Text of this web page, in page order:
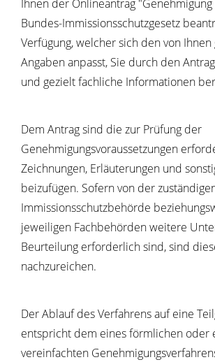
Ihnen der Onlineantrag
Bundes-Immissionsschutzgesetz
Verfügung, welcher sich den von
Angaben anpasst, Sie durch den
und gezielt fachliche Informationen
Dem Antrag sind die zur Prüfung der
Genehmigungsvoraussetzungen
Zeichnungen, Erläuterungen und
beizufügen. Sofern von der
Immissionsschutzbehörde
jeweiligen Fachbehörden weitere
Beurteilung erforderlich sind, sind
nachzureichen.
Der Ablauf des Verfahrens auf eine
entspricht dem eines förmlichen oder
vereinfachten